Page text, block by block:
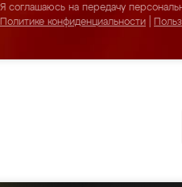
Я соглашаюсь на передачу
Политике конфиденциальности